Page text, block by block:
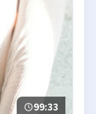
99:33